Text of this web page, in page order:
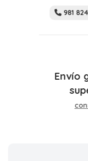
981
Envío